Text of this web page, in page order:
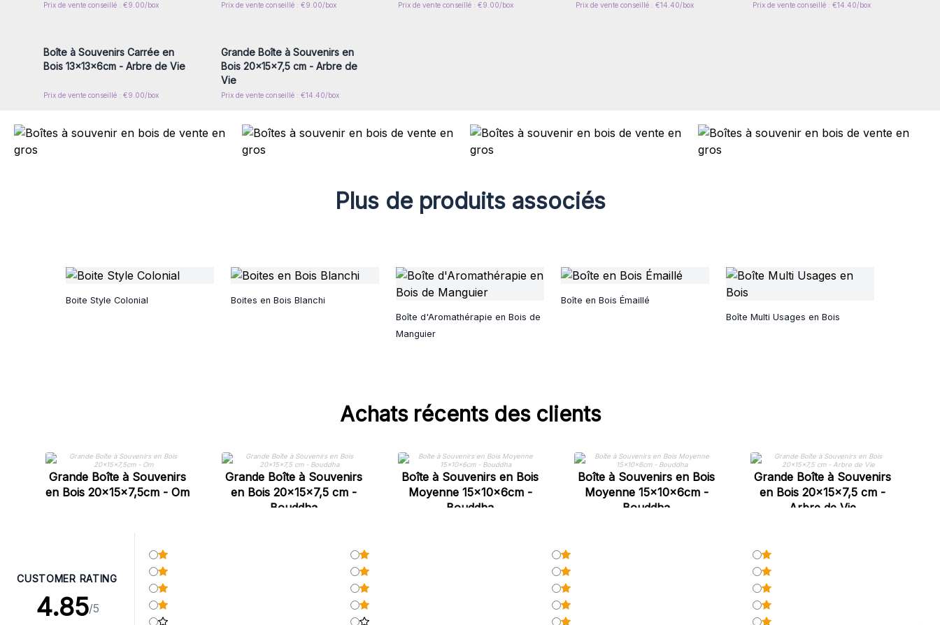
Prix de vente conseillé : €9.00/box Prix de vente conseillé : €9.00/box Prix de vente conseillé : €9.00/box Prix de vente conseillé : €14.40/box Prix de vente conseillé : €14.40/box
Connectez-vous ou inscrivez-
Boîte à Souvenirs Carrée en
Bois 13x13x6cm - Arbre de Vie
Prix de vente conseillé : €9.00/box
Connectez-vous ou inscrivez-
Grande Boîte à Souvenirs en
Bois 20x15x7,5 cm - Arbre de
Vie
Prix de vente conseillé : €14.40/box
Plus de produits associés
Boite Style Colonial
Boites en Bois Blanchi
Boîte d'Aromathérapie en Bois de
Manguier
Boîte en Bois Émaillé
Boîte Multi Usages en Bois
Achats récents des clients
Grande Boîte à Souvenirs
en Bois 20x15x7,5cm - Om
Grande Boîte à Souvenirs
en Bois 20x15x7,5 cm -
Bouddha
Boîte à Souvenirs en Bois
Moyenne 15x10x6cm -
Bouddha
Boîte à Souvenirs en Bois
Moyenne 15x10x6cm -
Bouddha
Grande Boîte à Souvenirs
en Bois 20x15x7,5 cm -
Arbre de Vie
CUSTOMER RATING
4.85/5